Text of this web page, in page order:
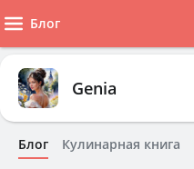
Блог
Genia
Блог Кулинарная книга